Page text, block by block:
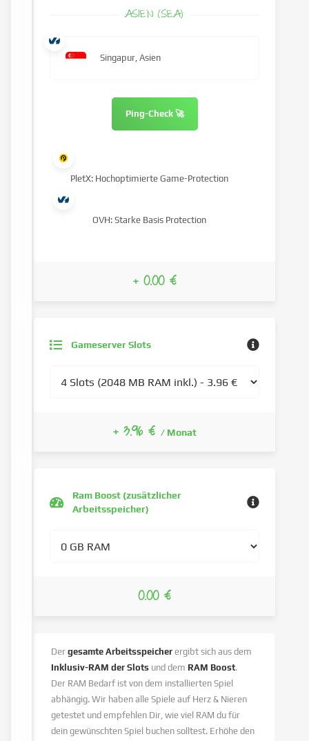
Gameserver Slots
+ 3.96 € / Monat
ASIEN (SEA)
Singapur, Asien
Ping-Check 🚀
PletX: Hochoptimierte Game-Protection
OVH: Starke Basis Protection
+ 0.00 €
Ram Boost (zusätzlicher
Arbeitsspeicher)
0.00 €
Dergesamte Arbeitsspeicher ergibt sich aus dem
Inklusiv-RAM der Slots und dem RAM Boost.
Der RAM Bedarf ist von dem installierten Spiel
abhängig. Wir haben alle Spiele auf Herz & Nieren
getestet und empfehlen Dir, wie viel RAM du für
dein gewünschten Spiel buchen solltest. Erhöhe den